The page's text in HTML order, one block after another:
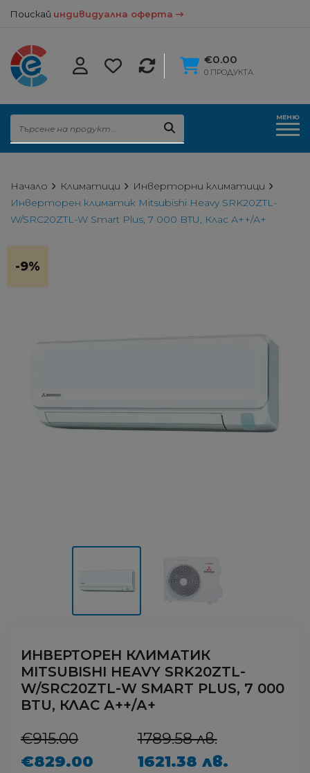
Поискай индивидуална оферта
€0.00
0 ПРОДУКТА
МЕНЮ
Начало Климатици
Инверторни климатици
Инверторен климатик Mitsubishi Heavy SRK20ZTL-
W/SRC20ZTL-W Smart Plus, 7 000 BTU, Клас А++/А+
-9%
ИНВЕРТОРЕН КЛИМАТИК
MITSUBISHI HEAVY SRK20ZTL-
W/SRC20ZTL-W SMART PLUS, 7 000
BTU, КЛАС А++/А+
€915.00
€829.00
1789.58 лв.
1621.38 лв.